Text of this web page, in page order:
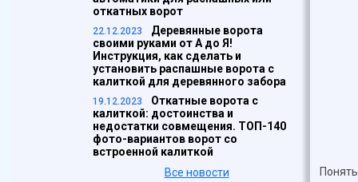
откатных ворот
22.12.2023
Деревянные ворота
своими руками от А до Я!
Инструкция, как сделать и
установить распашные ворота с
калиткой для деревянного забора
19.12.2023
Откатные ворота с
калиткой: достоинства и
недостатки совмещения. ТОП-140
фото-вариантов ворот со
встроенной калиткой
Все новости